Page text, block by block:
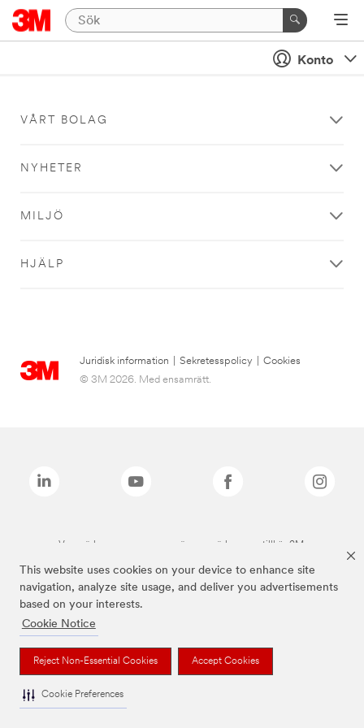
This website uses cookies on your device to enhance site
navigation, analyze site usage, and deliver you advertisements
based on your interests.
Cookie Notice
Reject Non-Essential Cookies Accept Cookies
Cookie Preferences
Konto
VÅRT BOLAG
NYHETER
MILJÖ
HJÄLP
Juridisk information Sekretesspolicy
Cookies
© 3M 2026. Med ensamrätt.
Varumärken som anges ovan är varumärken som tillhör 3M.